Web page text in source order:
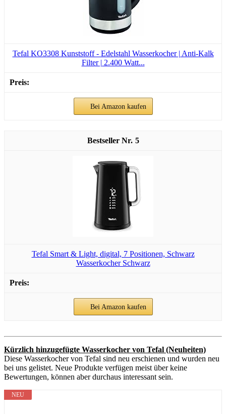
Tefal KO3308 Kunststoff - Edelstahl Wasserkocher | Anti-Kalk
Filter | 2.400 Watt...
Bei Amazon kaufen
5
Tefal Smart & Light, digital, 7 Positionen, Schwarz
Wasserkocher Schwarz
Bei Amazon kaufen
Kürzlich hinzugefügte Wasserkocher von Tefal (Neuheiten)
Diese Wasserkocher von Tefal sind neu erschienen und wurden neu
bei uns gelistet. Neue Produkte verfügen meist über keine
Bewertungen, können aber durchaus interessant sein.
NEU